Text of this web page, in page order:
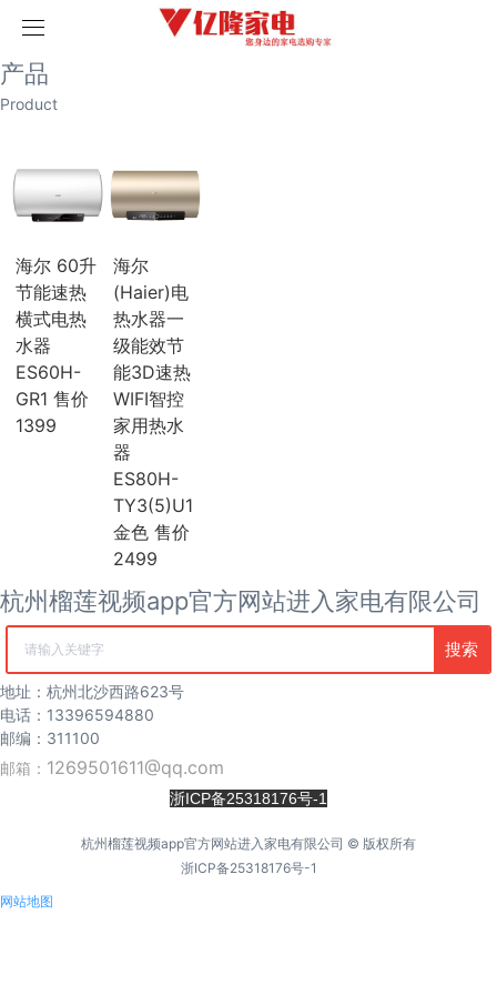
首页
产品
家用空调
卡萨帝空调
科龙空调
美博空调
月兔空调
小天鹅空调
三菱电机空调
海信空调
中央空调
三菱重工
榴莲视频污版网站
破解版榴莲视频在线下载
约克
风管机
吸顶机
冰箱
海尔冰箱
榴莲视频污版网站冰箱
卡萨帝冰箱
西门子冰箱
日立冰箱
产品
Product
海尔 60升
节能速热
横式电热
水器
ES60H-
GR1 售价
1399
海尔
(Haier)电
热水器一
级能效节
能3D速热
WIFI智控
家用热水
器
ES80H-
TY3(5)U1
金色 售价
2499
杭州榴莲视频app官方网站进入家电有限公司
搜索
历史记录
地址：杭州北沙西路623号
电话：13396594880
邮编：311100
邮箱： 1269501611@qq.com
浙ICP备25318176号-1
杭州榴莲视频app官方网站进入家电有限公司 © 版权所有
浙ICP备25318176号-1
网站地图